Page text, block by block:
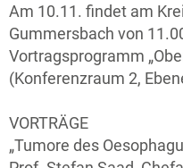
Am 10.11. findet am
Gummersbach von
Vortragsprogramm
(Konferenzraum 2,
VORTRÄGE
„Tumore des